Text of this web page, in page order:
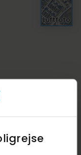
Luftfoto